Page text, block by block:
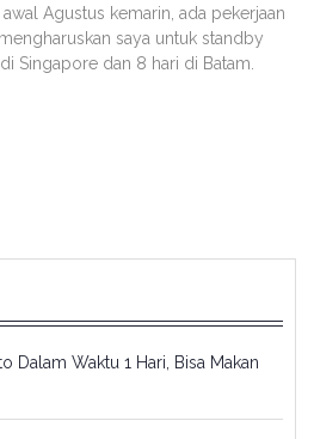
Agustus kemarin, ada pekerjaan
saya untuk standby
Singapore dan 8 hari di Batam.
Dalam Waktu 1 Hari, Bisa Makan